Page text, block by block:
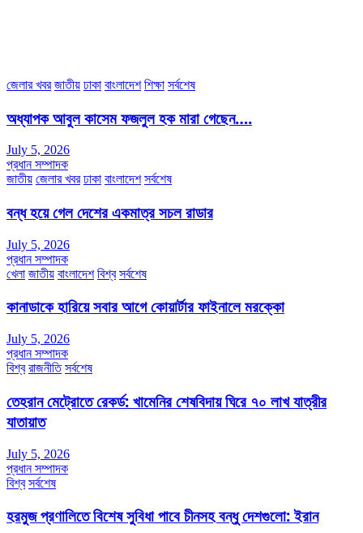
জেলার খবর জাতীয় ঢাকা বাংলাদেশ শিক্ষা সর্বশেষ
অধ্যাপক আবুল কাসেম ফজলুল হক মারা গেছেন….
July 5, 2026
প্রধান সম্পাদক
জাতীয় জেলার খবর ঢাকা বাংলাদেশ সর্বশেষ
বন্ধ হয়ে গেল দেশের একমাত্র সচল রাডার
July 5, 2026
প্রধান সম্পাদক
খেলা জাতীয় বাংলাদেশ বিশ্ব সর্বশেষ
কানাডাকে হারিয়ে সবার আগে কোয়ার্টার ফাইনালে মরক্কো
July 5, 2026
প্রধান সম্পাদক
বিশ্ব রাজনীতি সর্বশেষ
তেহরান মেট্রোতে রেকর্ড: খামেনির শেষবিদায় ঘিরে ৭০ লাখ যাত্রীর
যাতায়াত
July 5, 2026
প্রধান সম্পাদক
বিশ্ব সর্বশেষ
হরমুজ প্রণালিতে বিশেষ সুবিধা পাবে চীনসহ বন্ধু দেশগুলো: ইরান